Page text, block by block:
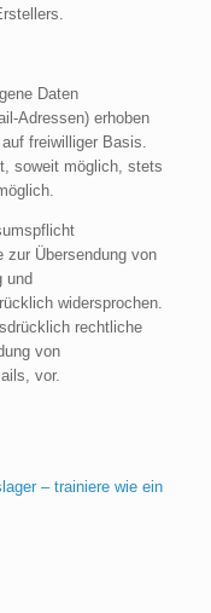
Daten
Adressen) erhoben
freiwilliger Basis.
soweit möglich, stets
zur Übersendung von
und
widersprochen.
rechtliche
von
vor.
– trainiere wie ein